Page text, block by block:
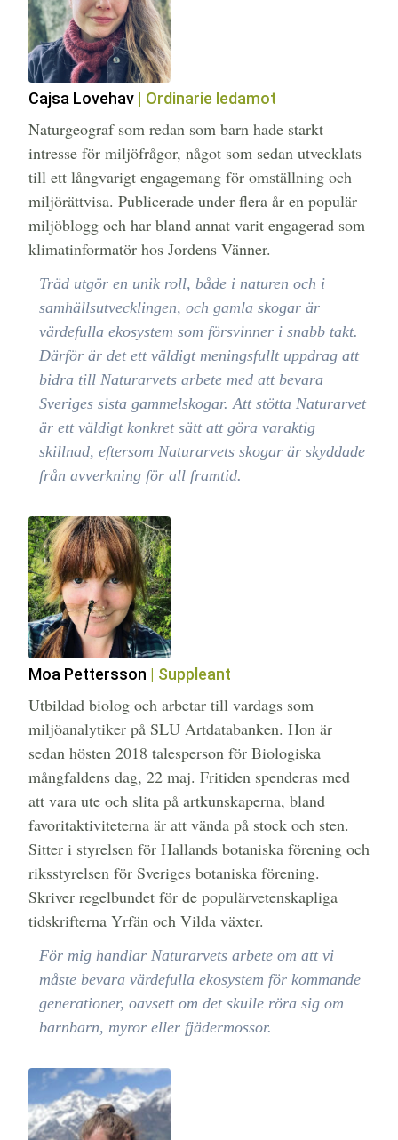
Cajsa Lovehav | Ordinarie ledamot
Naturgeograf som redan som barn hade starkt
intresse för miljöfrågor, något som sedan utvecklats
till ett långvarigt engagemang för omställning och
miljörättvisa. Publicerade under flera år en populär
miljöblogg och har bland annat varit engagerad som
klimatinformatör hos Jordens Vänner.
Träd utgör en unik roll, både i naturen och i
samhällsutvecklingen, och gamla skogar är
värdefulla ekosystem som försvinner i snabb takt.
Därför är det ett väldigt meningsfullt uppdrag att
bidra till Naturarvets arbete med att bevara
Sveriges sista gammelskogar. Att stötta Naturarvet
är ett väldigt konkret sätt att göra varaktig
skillnad, eftersom Naturarvets skogar är skyddade
från avverkning för all framtid.
Moa Pettersson | Suppleant
Utbildad biolog och arbetar till vardags som
miljöanalytiker på SLU Artdatabanken. Hon är
sedan hösten 2018 talesperson för Biologiska
mångfaldens dag, 22 maj. Fritiden spenderas med
att vara ute och slita på artkunskaperna, bland
favoritaktiviteterna är att vända på stock och sten.
Sitter i styrelsen för Hallands botaniska förening och
riksstyrelsen för Sveriges botaniska förening.
Skriver regelbundet för de populärvetenskapliga
tidskrifterna Yrfän och Vilda växter.
För mig handlar Naturarvets arbete om att vi
måste bevara värdefulla ekosystem för kommande
generationer, oavsett om det skulle röra sig om
barnbarn, myror eller fjädermossor.